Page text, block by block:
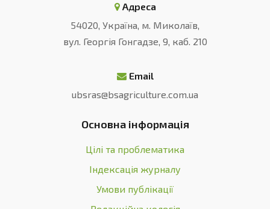
Адреса
54020, Україна, м. Миколаїв,
вул. Георгія Гонгадзе, 9, каб. 210
Email
ubsras@bsagriculture.com.ua
Основна інформація
Цілі та проблематика
Індексація журналу
Умови публікації